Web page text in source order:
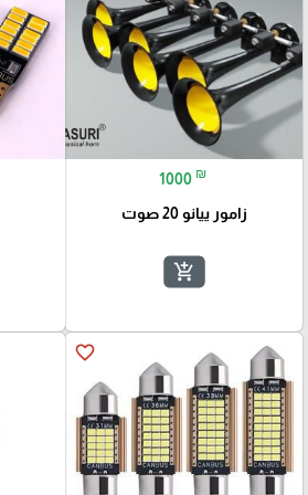
1000 ₪
زامور ييانو 20 صوت
add_shopping_cart
favorite_border